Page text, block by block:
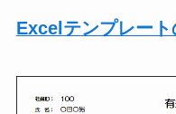
Excelテンプレー